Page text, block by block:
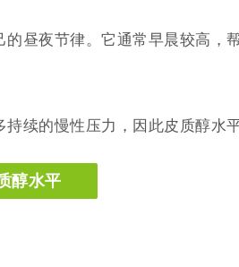
的昼夜节律。它通常早晨较高，
续的慢性压力，因此皮质醇水
醇水平